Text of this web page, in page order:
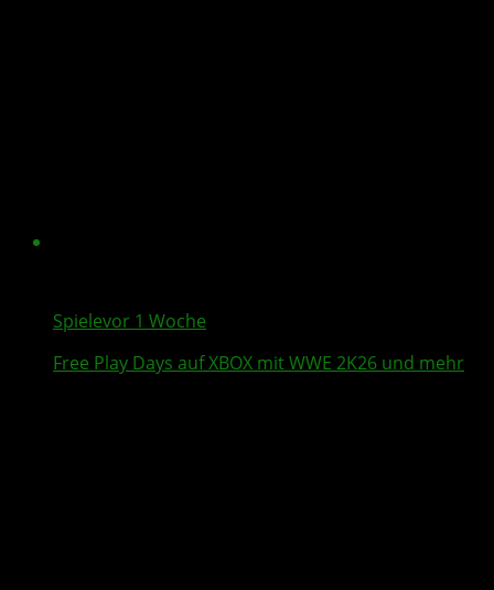
Spielevor 1 Woche
Free Play Days auf XBOX mitWWE 2K26 und mehr